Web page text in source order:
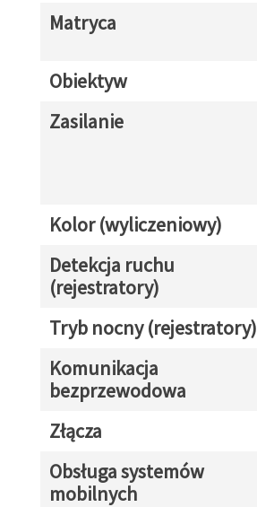
Matryca
Obiektyw
Zasilanie
Kolor (wyliczeniowy)
Detekcja ruchu
(rejestratory)
Tryb nocny (rejestratory)
Komunikacja
bezprzewodowa
Złącza
Obsługa systemów
mobilnych